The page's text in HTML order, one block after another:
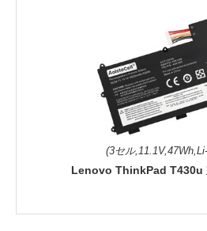
(3セル
Lenovo ThinkPad T430u